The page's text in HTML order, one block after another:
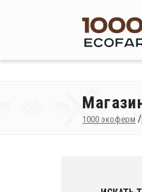
1000 экоферм /